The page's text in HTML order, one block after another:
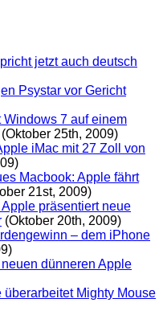
jetzt auch deutsch
Psystar vor Gericht
Windows 7 auf einem
(Oktober 25th, 2009)
iMac mit 27 Zoll von
Macbook: Apple fährt
21st, 2009)
präsentiert neue
(Oktober 20th, 2009)
– dem iPhone
dünneren Apple
überarbeitet Mighty Mouse